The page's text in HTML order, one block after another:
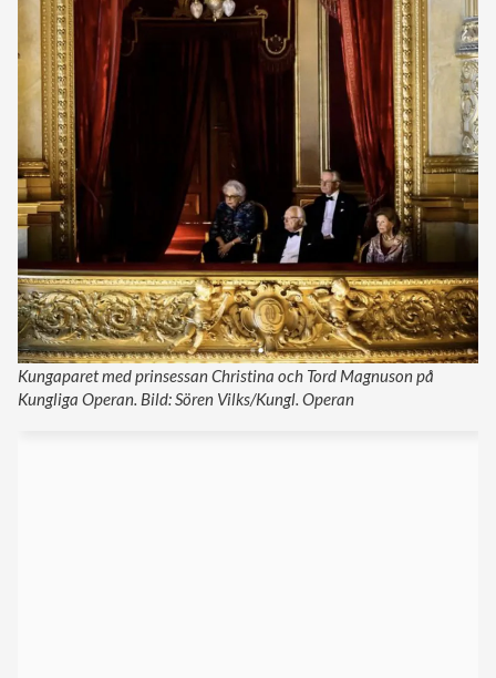
Kungaparet med prinsessan Christina och Tord Magnuson på
Kungliga Operan. Bild: Sören Vilks/Kungl. Operan